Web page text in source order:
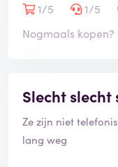
1/5
1/5
Nogmaals kopen?
Slecht slecht
Ze zijn niet
lang weg